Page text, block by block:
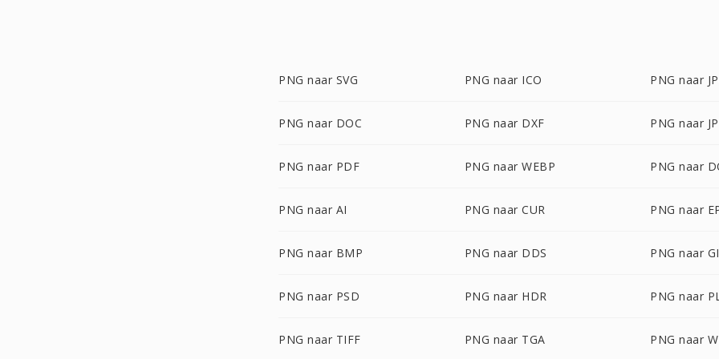
PNG naar SVG PNG naar ICO PNG naar
PNG naar DOC PNG naar DXF PNG naar
PNG naar PDF PNG naar WEBP PNG naar
PNG naar AI PNG naar CUR PNG naar
PNG naar BMP PNG naar DDS PNG naar
PNG naar PSD PNG naar HDR PNG naar
PNG naar TIFF PNG naar TGA PNG naar